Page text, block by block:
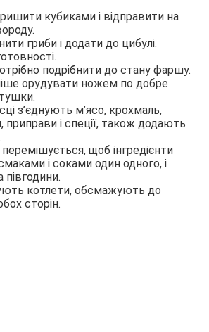
кубиками і відправити на
гриби і додати до цибулі.
подрібнити до стану фаршу.
орудувати ножем по добре
з’єднують м’ясо, крохмаль,
приправи і спеції, також додають
щоб інгредієнти
і соками один одного, і
котлети, обсмажують до
сторін.